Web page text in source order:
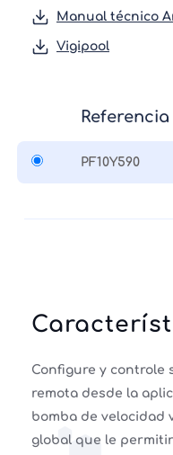
Manual técnico
Vigipool
Referencia
PF10Y590
Configure y controle
remota desde la
bomba de velocidad
global que le